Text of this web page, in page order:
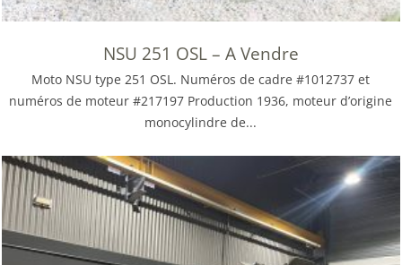
NSU 251 OSL – A Vendre
Moto NSU type 251 OSL. Numéros de cadre #1012737 et
numéros de moteur #217197 Production 1936, moteur d’origine
monocylindre de...